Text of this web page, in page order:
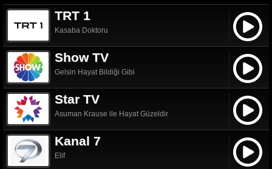
TRT 1
Kasaba Doktoru
Show TV
Gelsin Hayat Bildiği Gibi
Star TV
Asuman Krause ile Hayat Güzeldir
Kanal 7
Elif